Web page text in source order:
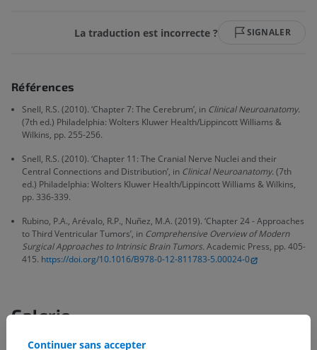
La traduction est incorrecte ? SIGNALER
Références
Snell, R.S. (2010). ‘Chapter 7: The Cerebrum’, in Clinical Neuroanatomy.
(7th ed.) Philadelphia: Wolters Kluwer Health/Lippincott Williams &
Wilkins, pp. 255-256.
Snell, R.S. (2010). ‘Chapter 11: The Cranial Nerve Nuclei and their
Central Connections and Distribution’, in Clinical Neuroanatomy.(7th
ed.) Philadelphia: Wolters Kluwer Health/Lippincott Williams & Wilkins,
pp. 336-339.
Rubino, P.A., Arévalo, R.P., Nuñez, M.A. (2019). ‘Chapter 24 - Approaches
to Third Ventricular Tumors’, in Comprehensive Overview of Modern
Surgical Approaches to Intrinsic Brain Tumors.Academic Press, pp. 405-
415. https://doi.org/10.1016/B978-0-12-811783-5.00024-0
Galerie
Continuer sans accepter